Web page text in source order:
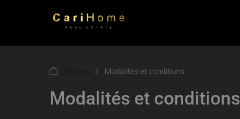
Modalités et conditions
Modalités et conditions